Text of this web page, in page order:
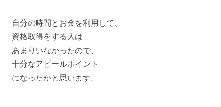
自分の時間とお金を利用して、
資格取得をする人は
あまりいなかったので、
十分なアピールポイント
になったかと思います。